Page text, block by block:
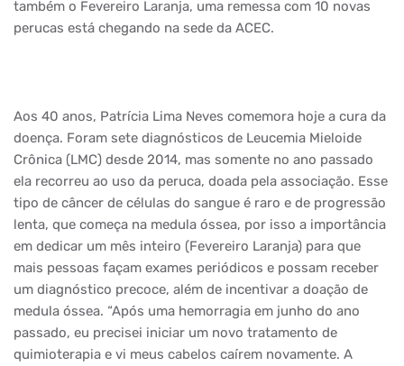
também o Fevereiro Laranja, uma remessa com 10 novas
perucas está chegando na sede da ACEC.
Aos 40 anos, Patrícia Lima Neves comemora hoje a cura da
doença. Foram sete diagnósticos de Leucemia Mieloide
Crônica (LMC) desde 2014, mas somente no ano passado
ela recorreu ao uso da peruca, doada pela associação. Esse
tipo de câncer de células do sangue é raro e de progressão
lenta, que começa na medula óssea, por isso a importância
em dedicar um mês inteiro (Fevereiro Laranja) para que
mais pessoas façam exames periódicos e possam receber
um diagnóstico precoce, além de incentivar a doação de
medula óssea. “Após uma hemorragia em junho do ano
passado, eu precisei iniciar um novo tratamento de
quimioterapia e vi meus cabelos caírem novamente. A